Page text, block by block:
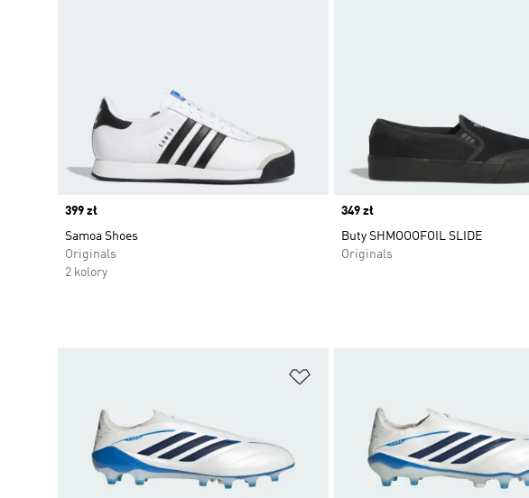
Price
399 zł
Samoa Shoes
Originals
2 kolory
Price
349 zł
Buty SHMOOOFOIL SLIDE
Originals